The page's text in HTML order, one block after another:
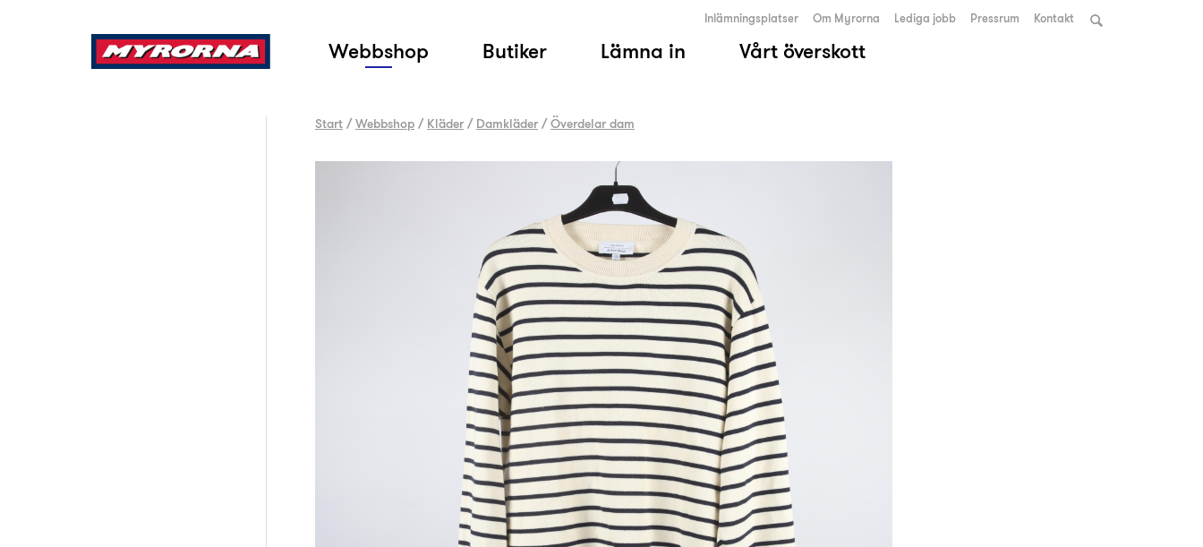
Webbshop Butiker Lämna in Vårt överskott
Inlämningsplatser Om Myrorna Lediga jobb Pressrum Kontakt
Start /Webbshop / Kläder / Damkläder /Överdelar dam